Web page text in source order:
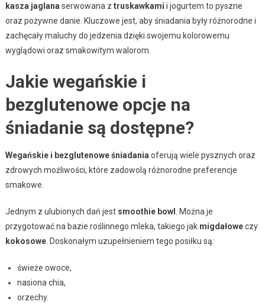
kasza jaglana serwowana z truskawkami i jogurtem to pyszne
oraz pożywne danie. Kluczowe jest, aby śniadania były różnorodne i
zachęcały maluchy do jedzenia dzięki swojemu kolorowemu
wyglądowi oraz smakowitym walorom.
Jakie wegańskie i
bezglutenowe opcje na
śniadanie są dostępne?
Wegańskie i bezglutenowe śniadania oferują wiele pysznych oraz
zdrowych możliwości, które zadowolą różnorodne preferencje
smakowe.
Jednym z ulubionych dań jest smoothie bowl . Można je
przygotować na bazie roślinnego mleka, takiego jak migdałoweczy
kokosowe. Doskonałym uzupełnieniem tego posiłku są:
świeże owoce,
nasiona chia,
orzechy.